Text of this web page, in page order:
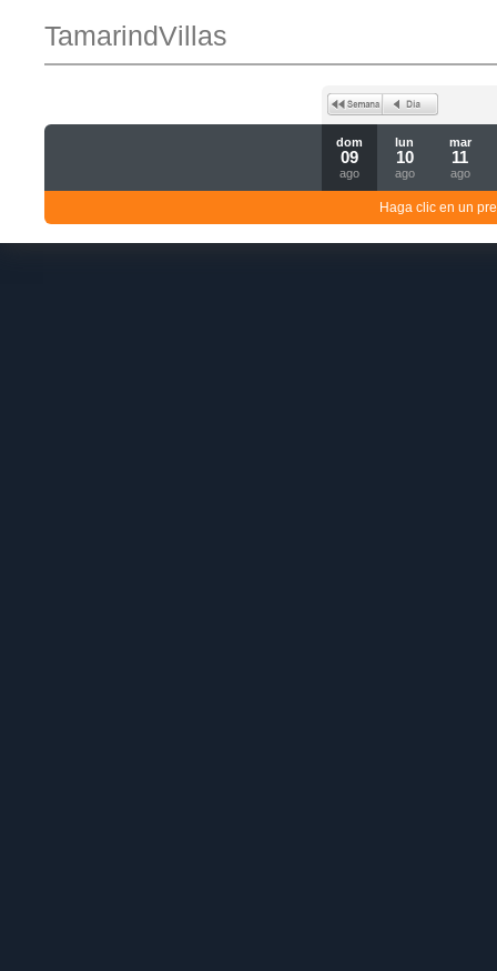
TamarindVillas
dom
09
ago
lun
10
ago
mar
11
ago
Haga clic en un